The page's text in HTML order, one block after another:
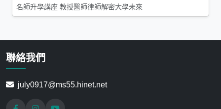
名師升學講座 教授醫師律師解密大學未來
聯絡我們
july0917@ms55.hinet.net